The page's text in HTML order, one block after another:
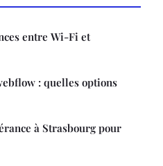
entre Wi-Fi et
: quelles options
à Strasbourg pour